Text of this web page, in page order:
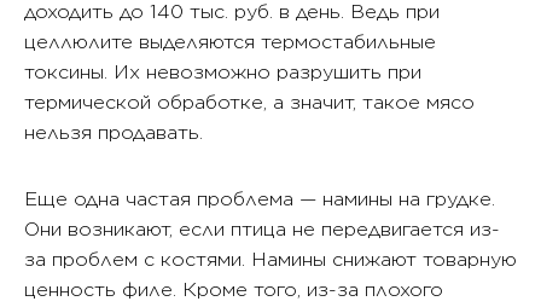
доходить до 140 тыс. руб. в день. Ведь при
целлюлите выделяются термостабильные
токсины. Их невозможно разрушить при
термической обработке, а значит, такое мясо
нельзя продавать.
Еще одна частая проблема — намины на грудке.
Они возникают, если птица не передвигается из-
за проблем с костями. Намины снижают товарную
ценность филе. Кроме того, из-за плохого